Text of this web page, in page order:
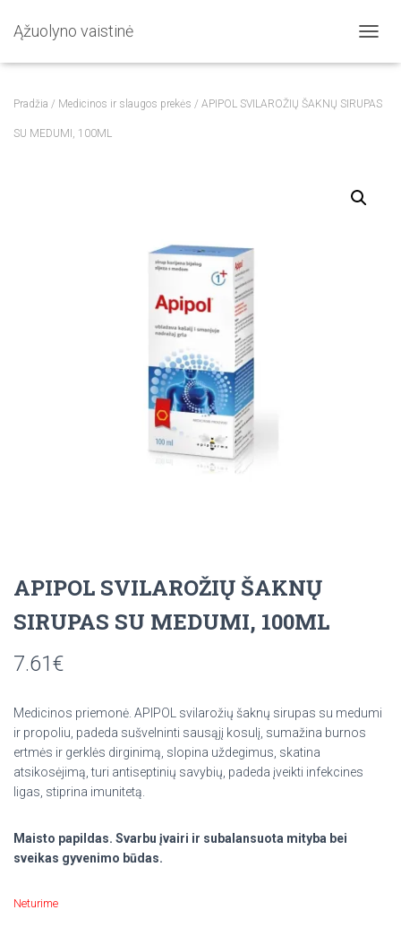
Ąžuolyno vaistinė
O
Pradžia / Medicinos ir slaugos prekės / APIPOL SVILAROŽIŲ ŠAKNŲ SIRUPAS
SU MEDUMI, 100ML
APIPOL SVILAROŽIŲ ŠAKNŲ
SIRUPAS SU MEDUMI, 100ML
7.61€
Medicinos priemonė. APIPOL svilarožių šaknų sirupas su medumi
ir propoliu, padeda sušvelninti sausąjį kosulį, sumažina burnos
ertmės ir gerklės dirginimą, slopina uždegimus, skatina
atsikosėjimą, turi antiseptinių savybių, padeda įveikti infekcines
ligas, stiprina imunitetą.
Maisto papildas. Svarbu įvairi ir subalansuota mityba bei
sveikas gyvenimo būdas.
Neturime